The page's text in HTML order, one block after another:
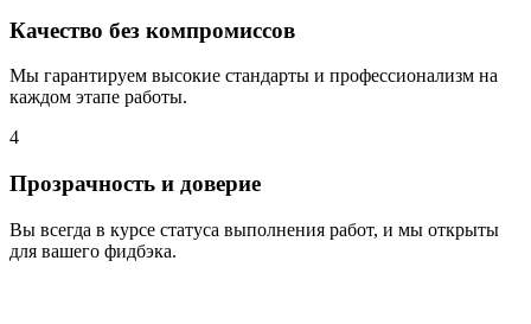
Качество без компромиссов
Мы гарантируем высокие стандарты и профессионализм на
каждом этапе работы.
4
Прозрачность и доверие
Вы всегда в курсе статуса выполнения работ, и мы открыты
для вашего фидбэка.